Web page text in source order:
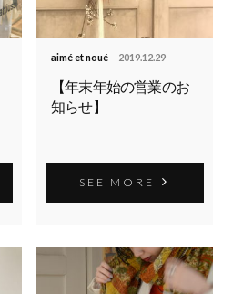
aimé et noué 2019.12.29
【年末年始の営業のお
知らせ】
SEE MORE